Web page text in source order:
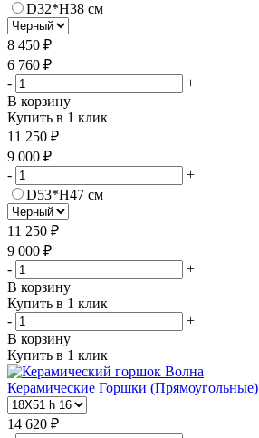
D32*H38 см
8 450 ₽
6 760 ₽
-
+
В корзину
Купить в 1 клик
11 250 ₽
9 000 ₽
-
+
D53*Н47 см
11 250 ₽
9 000 ₽
-
+
В корзину
Купить в 1 клик
-
+
В корзину
Купить в 1 клик
Керамические Горшки (Прямоугольные)
14 620 ₽